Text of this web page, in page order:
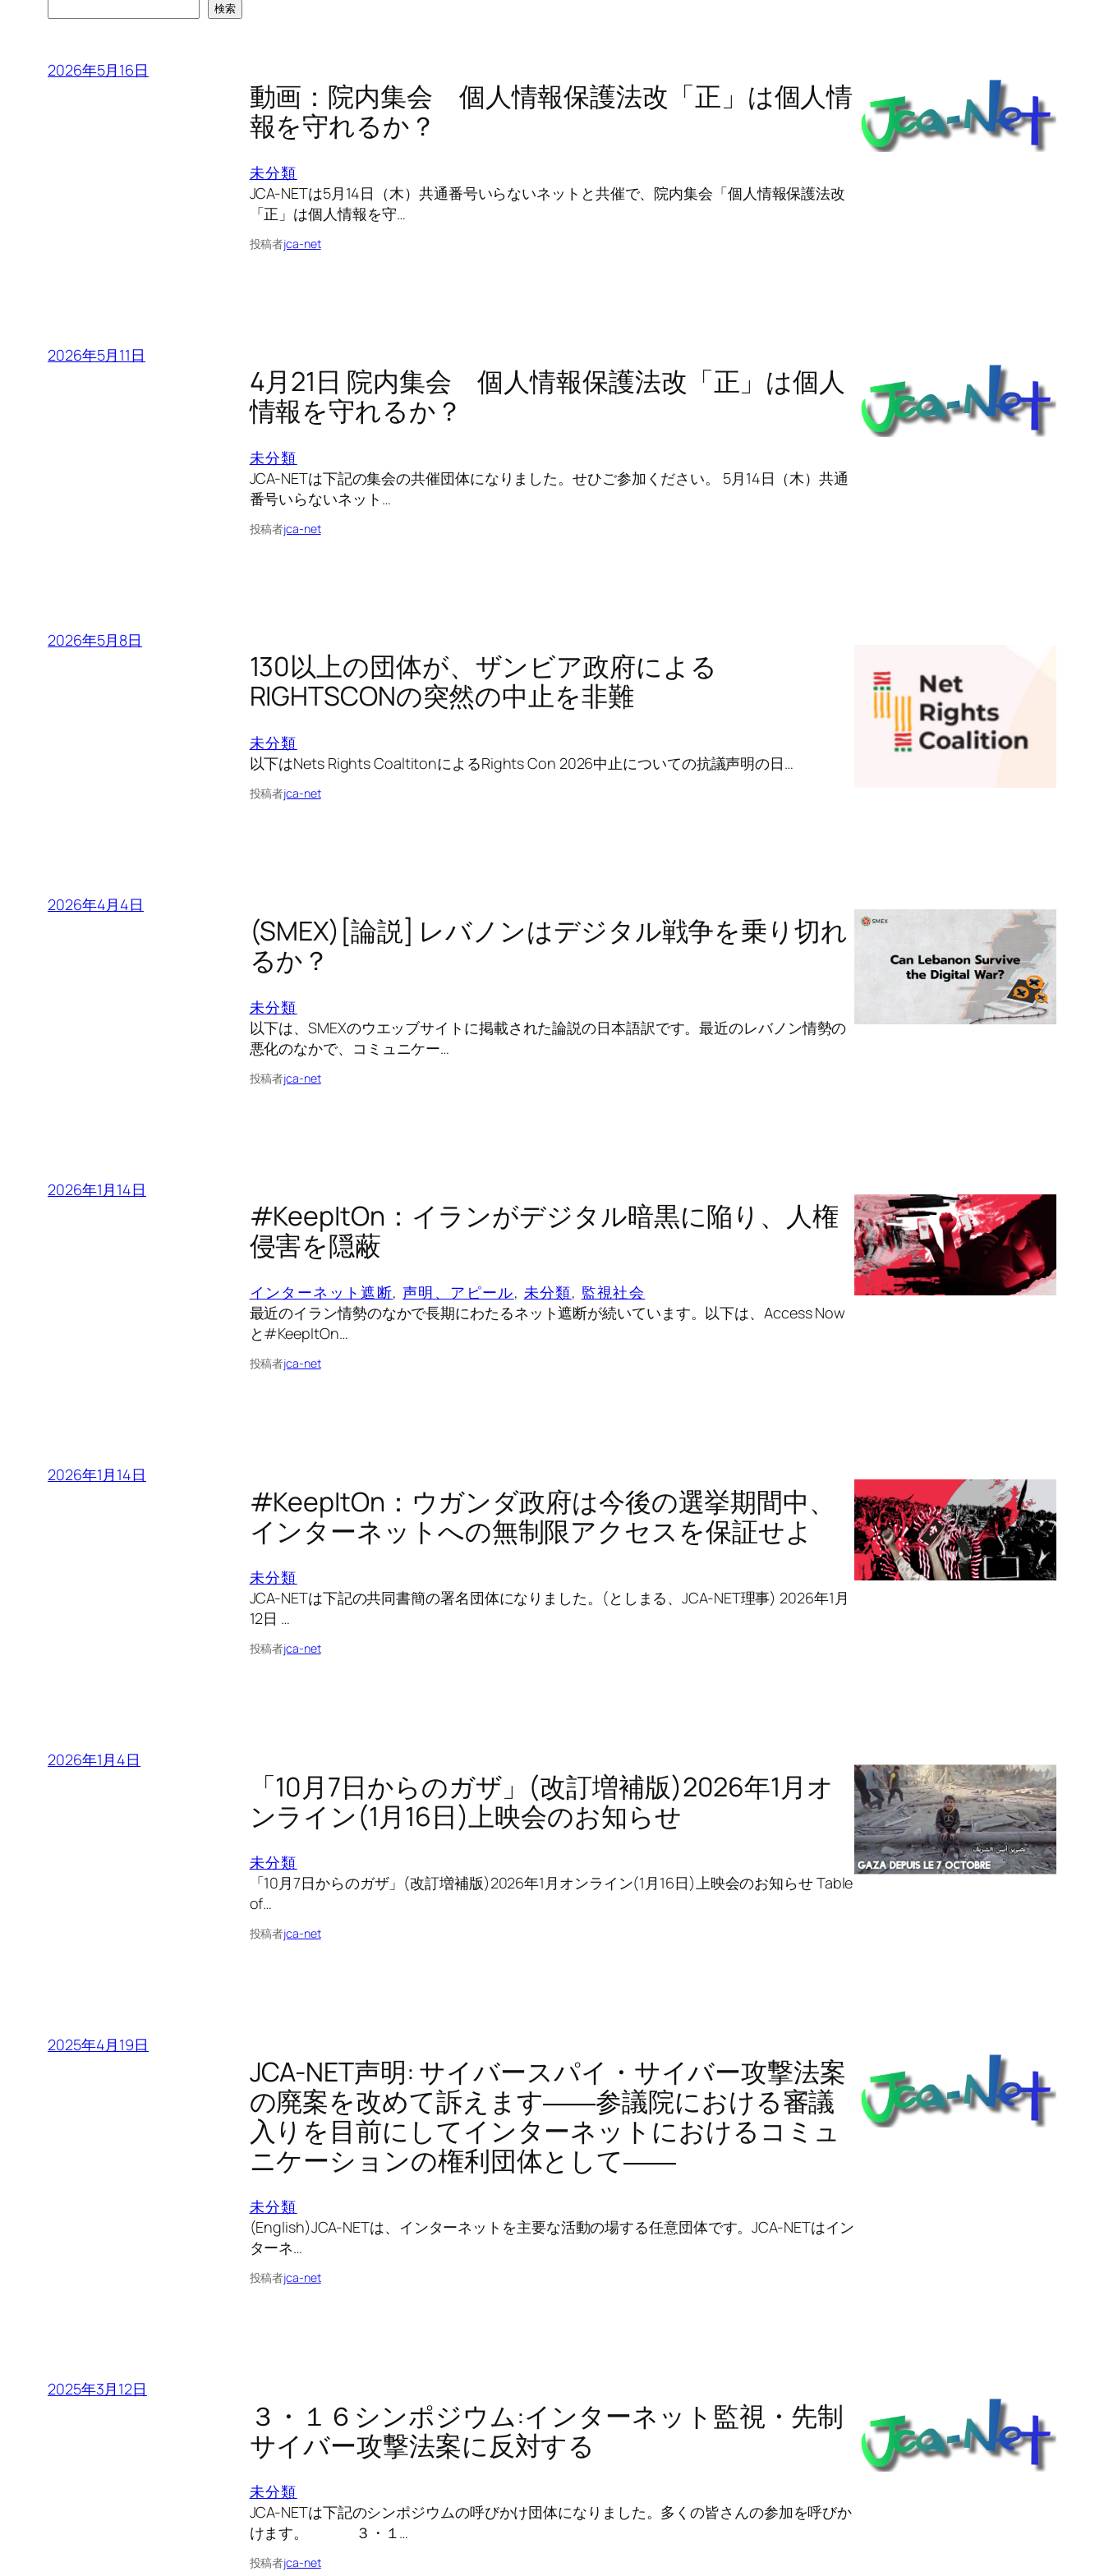
検索
2026年5月16日
動画：院内集会 個人情報保護法改「正」は個人情
報を守れるか？
未分類
JCA-NETは5月14日（木）共通番号いらないネットと共催で、院内集会「個人情報保護法改
「正」は個人情報を守…
投稿者jca-net
2026年5月11日
4月21日 院内集会 個人情報保護法改「正」は個人
情報を守れるか？
未分類
JCA-NETは下記の集会の共催団体になりました。せひご参加ください。 5月14日（木）共通
番号いらないネット…
投稿者jca-net
2026年5月8日
130以上の団体が、ザンビア政府による
RIGHTSCONの突然の中止を非難
未分類
以下はNets Rights CoaltitonによるRights Con 2026中止についての抗議声明の日…
投稿者jca-net
2026年4月4日
(SMEX)[論説] レバノンはデジタル戦争を乗り切れ
るか？
未分類
以下は、SMEXのウエッブサイトに掲載された論説の日本語訳です。最近のレバノン情勢の
悪化のなかで、コミュニケー…
投稿者jca-net
2026年1月14日
#KeepItOn：イランがデジタル暗黒に陥り、人権
侵害を隠蔽
インターネット遮断, 声明、アピール, 未分類, 監視社会
最近のイラン情勢のなかで長期にわたるネット遮断が続いています。以下は、Access Now
と#KeepItOn…
投稿者jca-net
2026年1月14日
#KeepItOn：ウガンダ政府は今後の選挙期間中、
インターネットへの無制限アクセスを保証せよ
未分類
JCA-NETは下記の共同書簡の署名団体になりました。(としまる、JCA-NET理事) 2026年1月
12日 …
投稿者jca-net
2026年1月4日
「10月7日からのガザ」(改訂増補版)2026年1月オ
ンライン(1月16日)上映会のお知らせ
未分類
「10月7日からのガザ」(改訂増補版)2026年1月オンライン(1月16日)上映会のお知らせ Table
of…
投稿者jca-net
2025年4月19日
JCA-NET声明: サイバースパイ・サイバー攻撃法案
の廃案を改めて訴えます――参議院における審議
入りを目前にしてインターネットにおけるコミュ
ニケーションの権利団体として――
未分類
(English)JCA-NETは、インターネットを主要な活動の場する任意団体です。JCA-NETはイン
ターネ…
投稿者jca-net
2025年3月12日
３・１６シンポジウム:インターネット監視・先制
サイバー攻撃法案に反対する
未分類
JCA-NETは下記のシンポジウムの呼びかけ団体になりました。多くの皆さんの参加を呼びか
けます。 ３・１…
投稿者jca-net